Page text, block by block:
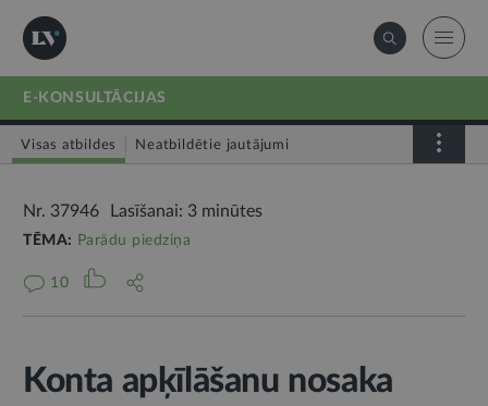
E-KONSULTĀCIJAS
Visas atbildes Neatbildētie jautājumi
Nr. 37946 Lasīšanai: 3 minūtes
TĒMA: Parādu piedziņa
10
Konta apķīlāšanu nosaka